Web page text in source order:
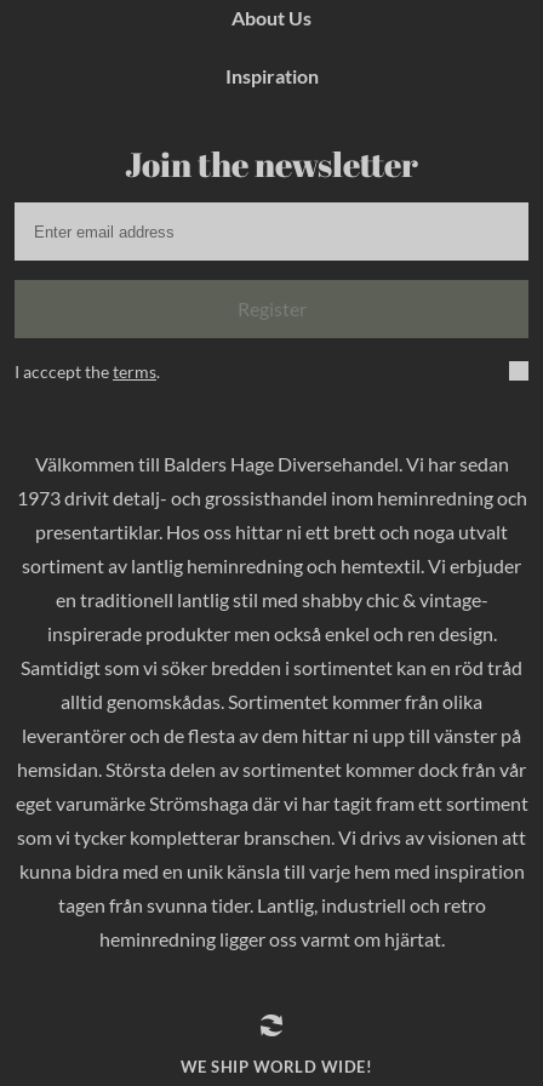
About Us
Inspiration
Join the newsletter
Register
I acccept theterms.
Välkommen till Balders Hage Diversehandel. Vi har sedan
1973 drivit detalj- och grossisthandel inom heminredning och
presentartiklar. Hos oss hittar ni ett brett och noga utvalt
sortiment av lantlig heminredning och hemtextil. Vi erbjuder
en traditionell lantlig stil med shabby chic & vintage-
inspirerade produkter men också enkel och ren design.
Samtidigt som vi söker bredden i sortimentet kan en röd tråd
alltid genomskådas. Sortimentet kommer från olika
leverantörer och de flesta av dem hittar ni upp till vänster på
hemsidan. Största delen av sortimentet kommer dock från vår
eget varumärke Strömshaga där vi har tagit fram ett sortiment
som vi tycker kompletterar branschen. Vi drivs av visionen att
kunna bidra med en unik känsla till varje hem med inspiration
tagen från svunna tider. Lantlig, industriell och retro
heminredning ligger oss varmt om hjärtat.
WE SHIP WORLD WIDE!